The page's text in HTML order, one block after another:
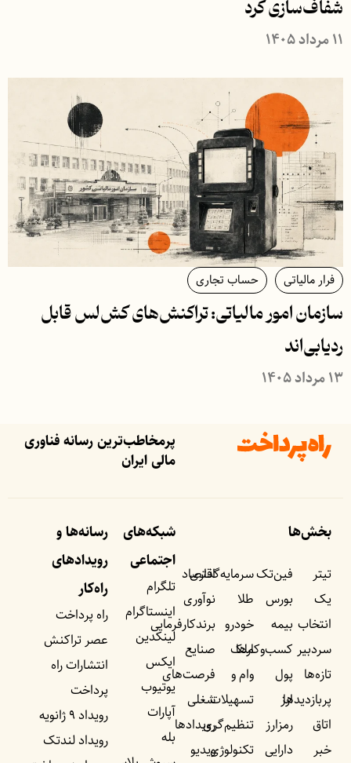
شفاف‌سازی کرد
۱۱ مرداد ۱۴۰۵
فرار مالیاتی حساب تجاری
سازمان امور مالیاتی: تراکنش‌های کش‌لس قابل
ردیابی‌اند
۱۳ مرداد ۱۴۰۵
پرمخاطب‌ترین رسانه فناوری
مالی ایران
بخش‌ها
تیتر
یک
انتخاب
سردبیر
تازه‌ها
پربازدید‌ها
اتاق
خبر
فین‌تک
بورس
بیمه
کسب‌وکار‌ها
پول
ارز
رمزارز
دارایی
سرمایه‌گذاری
طلا
خودرو
ملک
وام و
تسهیلات
تنظیم‌گری
تکنولوژی
اقتصاد
نوآوری
برندکارفرمایی
صنایع
فرصت‌های
شغلی
رویداد‌ها
ویدیو
شبکه‌های
اجتماعی
تلگرام
اینستاگرام
لینکدین
ایکس
یوتیوب
آپارات
بله
رسانه‌ها و
رویداد‌های
راه‌کار
راه پرداخت
عصر تراکنش
انتشارات راه
پرداخت
رویداد ۹ ژانویه
رویداد لندتک